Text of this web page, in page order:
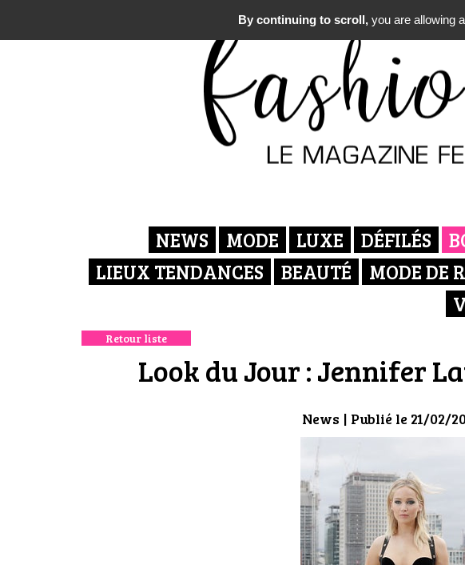
NEWS MODE LUXE DÉFILÉS
LIEUX TENDANCES
BEAUTÉ MODE DE
Retour liste
Look du Jour : Jennifer
News | Publié le 21/02/
By continuing to scroll, you are allowing